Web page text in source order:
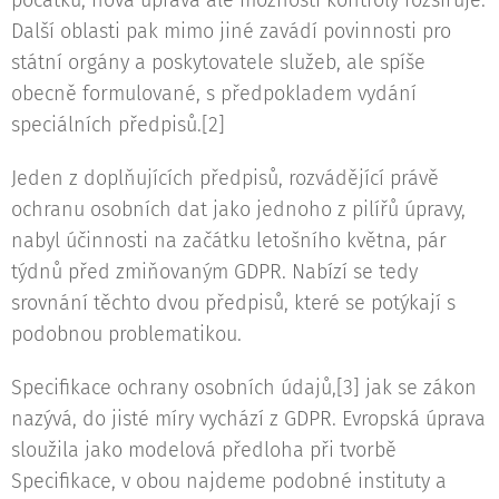
Další oblasti pak mimo jiné zavádí povinnosti pro
státní orgány a poskytovatele služeb, ale spíše
obecně formulované, s předpokladem vydání
speciálních předpisů.[2]
Jeden z doplňujících předpisů, rozvádějící právě
ochranu osobních dat jako jednoho z pilířů úpravy,
nabyl účinnosti na začátku letošního května, pár
týdnů před zmiňovaným GDPR. Nabízí se tedy
srovnání těchto dvou předpisů, které se potýkají s
podobnou problematikou.
Specifikace ochrany osobních údajů,[3] jak se zákon
nazývá, do jisté míry vychází z GDPR. Evropská úprava
sloužila jako modelová předloha při tvorbě
Specifikace, v obou najdeme podobné instituty a